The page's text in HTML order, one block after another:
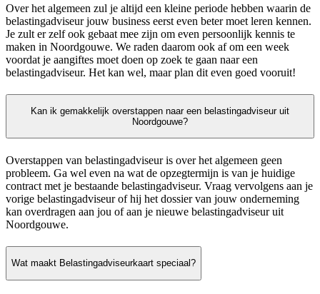
Over het algemeen zul je altijd een kleine periode hebben waarin de
belastingadviseur jouw business eerst even beter moet leren kennen.
Je zult er zelf ook gebaat mee zijn om even persoonlijk kennis te
maken in Noordgouwe. We raden daarom ook af om een week
voordat je aangiftes moet doen op zoek te gaan naar een
belastingadviseur. Het kan wel, maar plan dit even goed vooruit!
Kan ik gemakkelijk overstappen naar een belastingadviseur uit
Noordgouwe?
Overstappen van belastingadviseur is over het algemeen geen
probleem. Ga wel even na wat de opzegtermijn is van je huidige
contract met je bestaande belastingadviseur. Vraag vervolgens aan je
vorige belastingadviseur of hij het dossier van jouw onderneming
kan overdragen aan jou of aan je nieuwe belastingadviseur uit
Noordgouwe.
Wat maakt Belastingadviseurkaart speciaal?